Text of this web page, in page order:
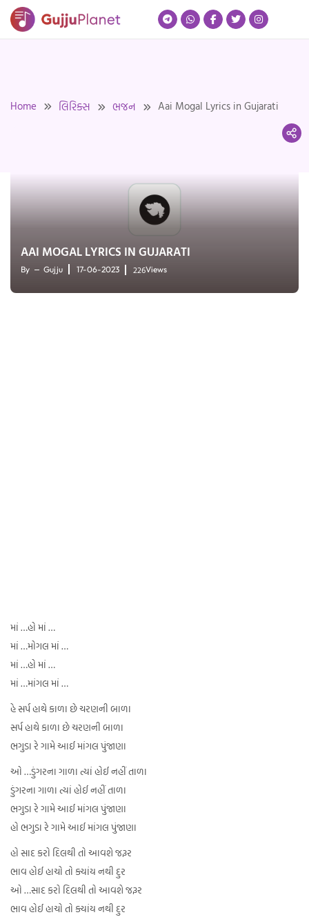
Skip
Home લિરિક્સ ભજન Aai Mogal Lyrics in Gujarati
AAI MOGAL LYRICS IN GUJARATI
By Gujju 17-06-2023 226Views
માં …હો માં …
માં …મોગલ માં …
માં …હો માં …
માં …માંગલ માં …
હે સર્પ હાથે કાળા છે ચરણની બાળા
સર્પ હાથે કાળા છે ચરણની બાળા
ભગુડા રે ગામે આઈ માંગલ પુંજાણા
ઓ …ડુંગરના ગાળા ત્યાં હોઈ નહીં તાળા
ડુંગરના ગાળા ત્યાં હોઈ નહીં તાળા
ભગુડા રે ગામે આઈ માંગલ પુંજાણા
હો ભગુડા રે ગામે આઈ માંગલ પુંજાણા
હો સાદ કરો દિલથી તો આવશે જરૂર
ભાવ હોઈ હાચો તો ક્યાંય નથી દુર
ઓ …સાદ કરો દિલથી તો આવશે જરૂર
ભાવ હોઈ હાચો તો ક્યાંય નથી દુર